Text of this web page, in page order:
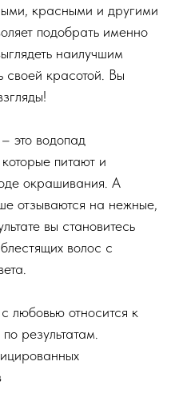
красными и другими
подобрать именно
наилучшим
красотой. Вы
– это водопад
питают и
окрашивания. А
отзываются на нежные,
вы становитесь
волос с
с любовью относится к
результатам.